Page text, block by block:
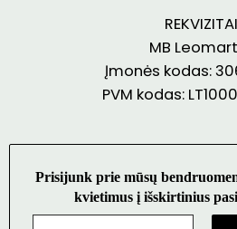
MB
Įmonės kodas:
PVM kodas:
Prisijunk prie mūsų
kvietimus į išskirtinius